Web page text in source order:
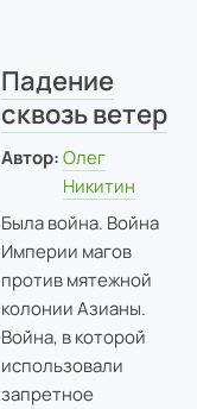
Падение
сквозь ветер
Автор: Олег
Никитин
Была война. Война
Империи магов
против мятежной
колонии Азианы.
Война, в которой
использовали
запретное